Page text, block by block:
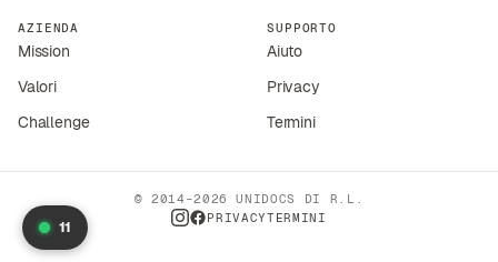
AZIENDA
Mission
Valori
Challenge
SUPPORTO
Aiuto
Privacy
Termini
© 2014–2026 UNIDOCS DI R.L.
PRIVACYTERMINI
11